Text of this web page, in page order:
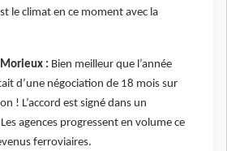
le climat en ce moment avec la
: Bien meilleur que l’année
d’une négociation de 18 mois sur
! L’accord est signé dans un
agences progressent en volume ce
ferroviaires.